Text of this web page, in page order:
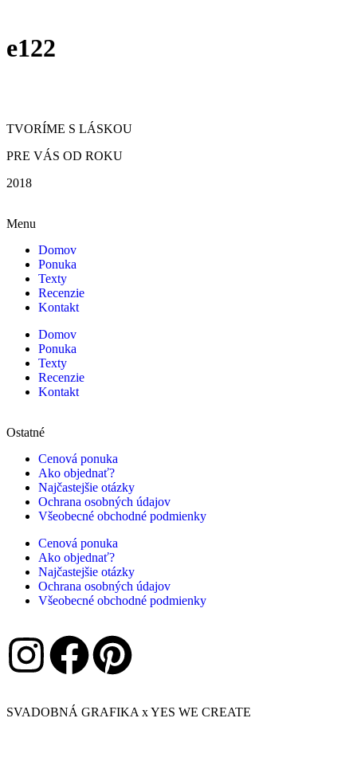
e122
TVORÍME S LÁSKOU
PRE VÁS OD ROKU
2018
Menu
Domov
Ponuka
Texty
Recenzie
Kontakt
Domov
Ponuka
Texty
Recenzie
Kontakt
Ostatné
Cenová ponuka
Ako objednať?
Najčastejšie otázky
Ochrana osobných údajov
Všeobecné obchodné podmienky
Cenová ponuka
Ako objednať?
Najčastejšie otázky
Ochrana osobných údajov
Všeobecné obchodné podmienky
SVADOBNÁ GRAFIKA x YES WE CREATE